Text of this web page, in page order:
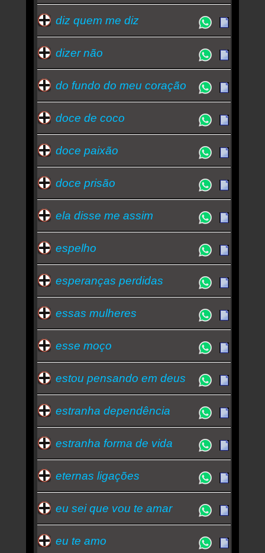
diz quem me diz
dizer não
do fundo do meu coração
doce de coco
doce paixão
doce prisão
ela disse me assim
espelho
esperanças perdidas
essas mulheres
esse moço
estou pensando em deus
estranha dependência
estranha forma de vida
eternas ligações
eu sei que vou te amar
eu te amo